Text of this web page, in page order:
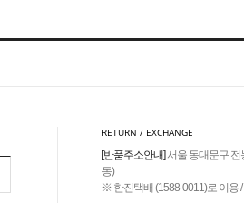
RETURN / EXCHANGE
[반품주소안내] 서울 동대문구 전
동)
※ 한진택배 (1588-0011)로 이용 /